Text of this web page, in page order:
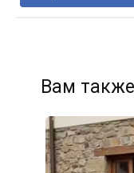
Вам